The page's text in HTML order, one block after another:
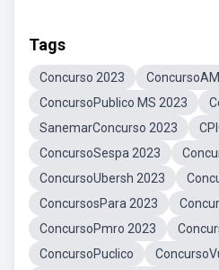
Tags
Concurso 2023
ConcursoPublico MS 2023
SanemarConcurso 2023
ConcursoSespa 2023
ConcursoUbersh 2023
ConcursosPara 2023
ConcursoPmro 2023
ConcursoPuclico